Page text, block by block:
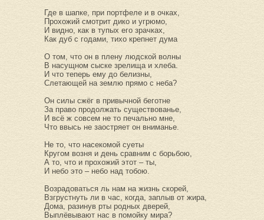
Где в шапке, при портфеле и в очках,
Прохожий смотрит дико и угрюмо,
И видно, как в тупых его зрачках,
Как дуб с годами, тихо крепнет дума
О том, что он в плену людской волны
В насущном сыске зрелища и хлеба.
И что теперь ему до белизны,
Слетающей на землю прямо с неба?
Он силы сжёг в привычной беготне
За право продолжать существованье,
И всё ж совсем не то печально мне,
Что ввысь не заостряет он вниманье.
Не то, что насекомой суеты
Кругом возня и день сравним с борьбою,
А то, что и прохожий этот – ты,
И небо это – небо над тобою.
Возрадоваться ль нам на жизнь скорей,
Взгрустнуть ли в час, когда, заплыв от жира,
Дома, разинув рты родных дверей,
Выплёвывают нас в помойку мира?